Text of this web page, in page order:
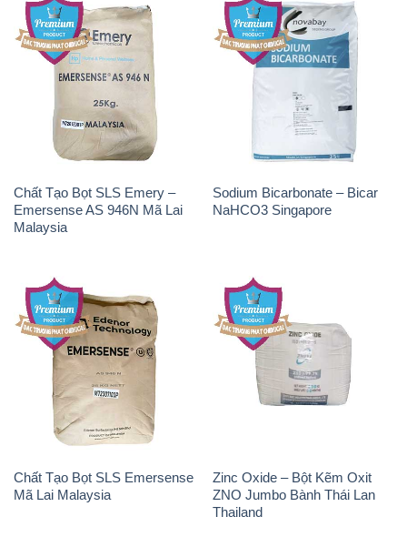
Chất Tạo Bọt SLS Emery –
Emersense AS 946N Mã Lai
Malaysia
Sodium Bicarbonate – Bicar
NaHCO3 Singapore
Chất Tạo Bọt SLS Emersense
Mã Lai Malaysia
Zinc Oxide – Bột Kẽm Oxit
ZNO Jumbo Bành Thái Lan
Thailand